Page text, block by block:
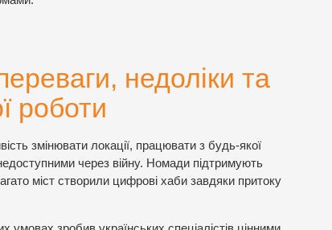
недоліки та
роботи
змінювати локації, працювати з будь-якої
через війну. Номади підтримують
міст створили цифрові хаби завдяки притоку